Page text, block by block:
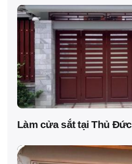
Làm cửa sắt tại Thủ Đức